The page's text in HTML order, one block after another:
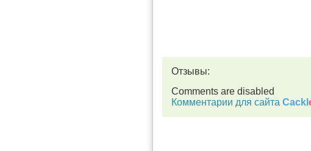
Отзывы:
Comments are disabled
Комментарии для сайта Cackl